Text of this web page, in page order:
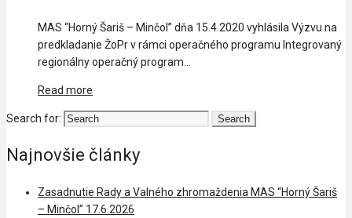
MAS “Horný Šariš – Minčol” dňa 15.4.2020 vyhlásila Výzvu na
predkladanie ŽoPr v rámci operačného programu Integrovaný
regionálny operačný program...
Read more
Search for:
Najnovšie články
Zasadnutie Rady a Valného zhromaždenia MAS “Horný Šariš
– Minčol” 17.6.2026